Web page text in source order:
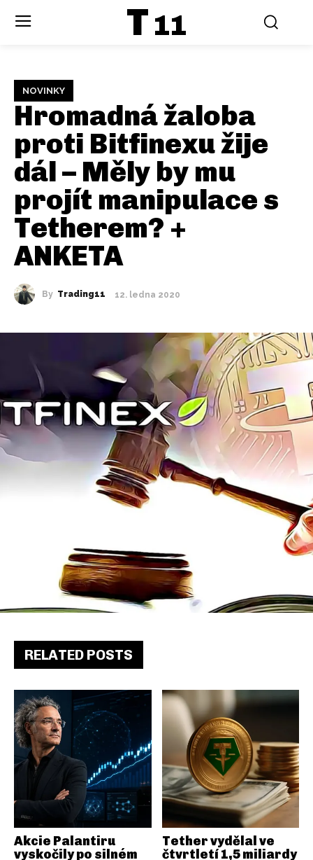
T 11
NOVINKY
Hromadná žaloba
proti Bitfinexu žije
dál – Měly by mu
projít manipulace s
Tetherem? +
ANKETA
By Trading11 12. ledna 2020
RELATED POSTS
Akcie Palantiru
vyskočily po silném
Tether vydělal ve
čtvrtletí 1,5 miliardy